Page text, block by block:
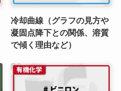
冷却曲線（グラフの見方や
凝固点降下との関係、溶質
で傾く理由など）